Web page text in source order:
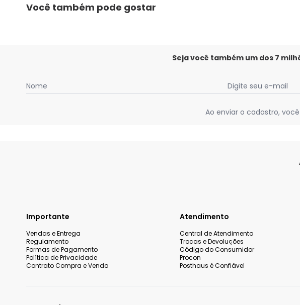
Você também pode gostar
Seja você também um dos 7
Nome Digite seu e-mail
Ao enviar o cadastro,
Importante
Vendas e Entrega
Regulamento
Formas de Pagamento
Política de Privacidade
Contrato Compra e Venda
Atendimento
Central de Atendimento
Trocas e Devoluções
Código do Consumidor
Procon
Posthaus é Confiável